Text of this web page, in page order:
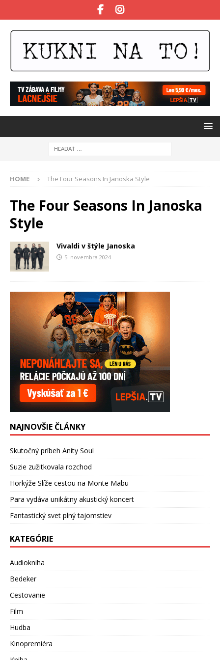
HOME The Four Seasons In Janoska Style
The Four Seasons In Janoska
Style
Vivaldi v štýle Janoska
5. novembra 2024
NAJNOVŠIE ČLÁNKY
Skutočný príbeh Anity Soul
Suzie zužitkovala rozchod
Horkýže Slíže cestou na Monte Mabu
Para vydáva unikátny akustický koncert
Fantastický svet plný tajomstiev
KATEGÓRIE
Audiokniha
Bedeker
Cestovanie
Film
Hudba
Kinopremiéra